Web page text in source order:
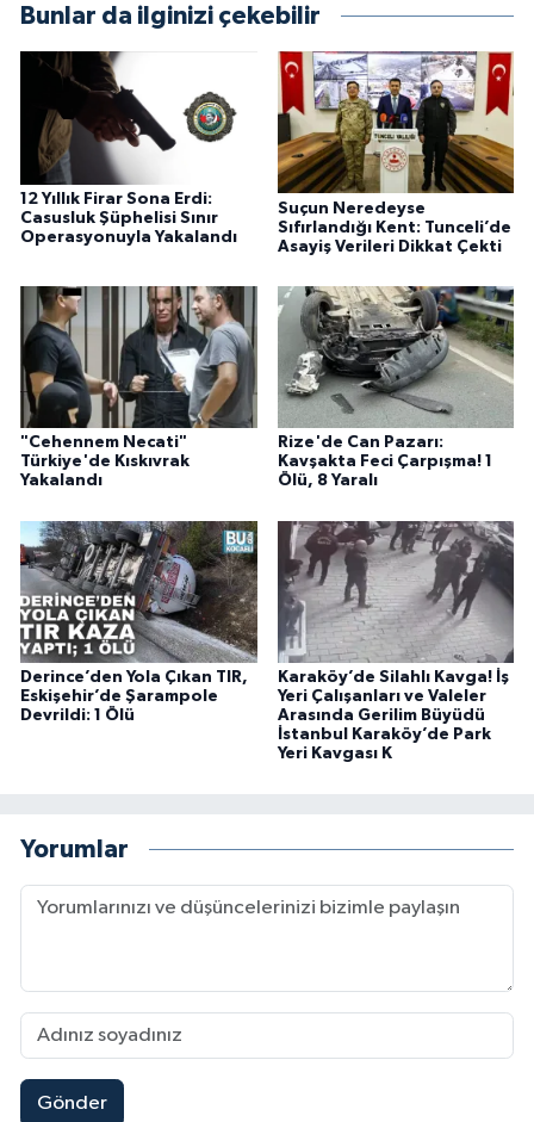
Bunlar da ilginizi çekebilir
12 Yıllık Firar Sona Erdi:
Casusluk Şüphelisi Sınır
Operasyonuyla Yakalandı
Suçun Neredeyse
Sıfırlandığı Kent: Tunceli’de
Asayiş Verileri Dikkat Çekti
"Cehennem Necati"
Türkiye'de Kıskıvrak
Yakalandı
Rize'de Can Pazarı:
Kavşakta Feci Çarpışma! 1
Ölü, 8 Yaralı
Derince’den Yola Çıkan TIR,
Eskişehir’de Şarampole
Devrildi: 1 Ölü
Karaköy’de Silahlı Kavga! İş
Yeri Çalışanları ve Valeler
Arasında Gerilim Büyüdü
İstanbul Karaköy’de Park
Yeri Kavgası K
Yorumlar
Gönder